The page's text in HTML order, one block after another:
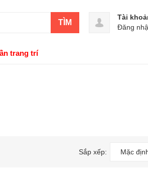
TÌM
Tài
Đăng
trang trí
Sắp xếp: Mặc